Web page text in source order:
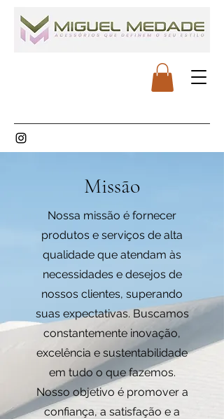
Missão
Nossa missão é fornecer
produtos e serviços de alta
qualidade que atendam às
necessidades e desejos de
nossos clientes, superando
suas expectativas. Buscamos
constantemente inovação,
excelência e sustentabilidade
em tudo o que fazemos.
Nosso objetivo é promover a
confiança, a satisfação e a